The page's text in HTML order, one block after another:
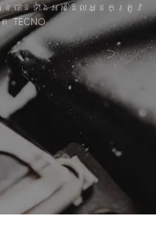
ប្រៀបធៀបម៉ូដែល​
ធានទាំងអស់ដែលអ្នកត្រូវ
TECNO